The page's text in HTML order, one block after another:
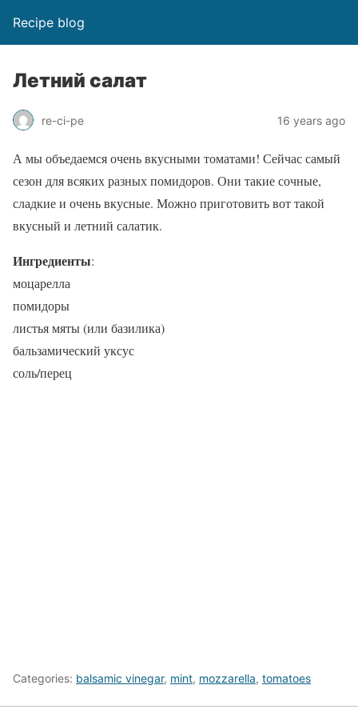
Recipe blog
Летний салат
re-ci-pe 16 years ago
А мы объедаемся очень вкусными томатами! Сейчас самый
сезон для всяких разных помидоров. Они такие сочные,
сладкие и очень вкусные. Можно приготовить вот такой
вкусный и летний салатик.
Ингредиенты:
моцарелла
помидоры
листья мяты (или базилика)
бальзамический уксус
соль/перец
Categories: balsamic vinegar, mint, mozzarella, tomatoes